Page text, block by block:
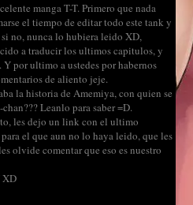
manga T-T. Primero que nada
el tiempo de editar todo este tank y
no, nunca lo hubiera leido XD,
a traducir los ultimos capitulos, y
Y por ultimo a ustedes por habernos
de aliento jeje.
la historia de Amemiya, con quien se
Leanlo para saber =D.
les dejo un link con el ultimo
el que aun no lo haya leido, que les
olvide comentar que eso es nuestro
XD